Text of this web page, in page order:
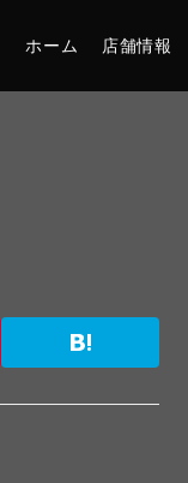
ホーム 店舗情報